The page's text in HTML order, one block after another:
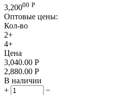
3,20000 Р
Оптовые цены:
Кол-во
2+
4+
Цена
3,040.00 Р
2,880.00 Р
В наличии
+
−